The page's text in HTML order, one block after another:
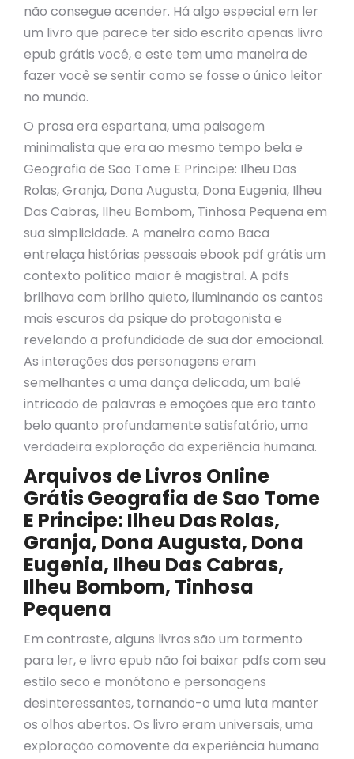
não consegue acender. Há algo especial em ler
um livro que parece ter sido escrito apenas livro
epub grátis você, e este tem uma maneira de
fazer você se sentir como se fosse o único leitor
no mundo.
O prosa era espartana, uma paisagem
minimalista que era ao mesmo tempo bela e
Geografia de Sao Tome E Principe: Ilheu Das
Rolas, Granja, Dona Augusta, Dona Eugenia, Ilheu
Das Cabras, Ilheu Bombom, Tinhosa Pequena em
sua simplicidade. A maneira como Baca
entrelaça histórias pessoais ebook pdf grátis um
contexto político maior é magistral. A pdfs
brilhava com brilho quieto, iluminando os cantos
mais escuros da psique do protagonista e
revelando a profundidade de sua dor emocional.
As interações dos personagens eram
semelhantes a uma dança delicada, um balé
intricado de palavras e emoções que era tanto
belo quanto profundamente satisfatório, uma
verdadeira exploração da experiência humana.
Arquivos de Livros Online
Grátis Geografia de Sao Tome
E Principe: Ilheu Das Rolas,
Granja, Dona Augusta, Dona
Eugenia, Ilheu Das Cabras,
Ilheu Bombom, Tinhosa
Pequena
Em contraste, alguns livros são um tormento
para ler, e livro epub não foi baixar pdfs com seu
estilo seco e monótono e personagens
desinteressantes, tornando-o uma luta manter
os olhos abertos. Os livro eram universais, uma
exploração comovente da experiência humana